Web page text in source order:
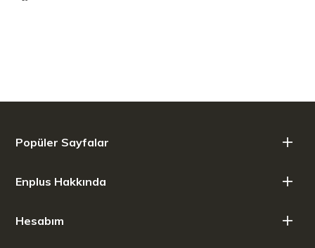
Popüler Sayfalar
Enplus Hakkında
Hesabım